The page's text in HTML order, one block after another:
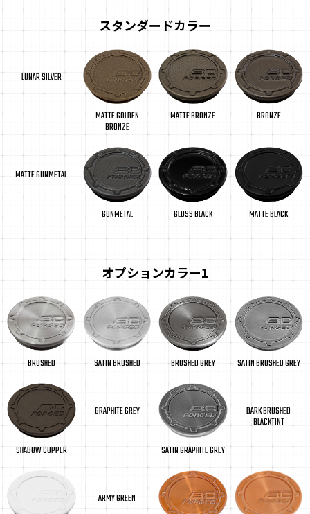
スタンダードカラー
LUNAR SILVER
MATTE GOLDEN
BRONZE
MATTE BRONZE BRONZE
MATTE GUNMETAL
GUNMETAL GLOSS BLACK MATTE BLACK
オプションカラー1
BRUSHED SATIN BRUSHED BRUSHED GREY SATIN BRUSHED GREY
SHADOW COPPER
GRAPHITE GREY
SATIN GRAPHITE GREY
DARK BRUSHED
BLACKTINT
ARMY GREEN